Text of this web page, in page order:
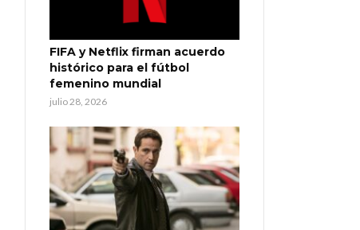
FIFA y Netflix firman acuerdo
histórico para el fútbol
femenino mundial
julio 28, 2026